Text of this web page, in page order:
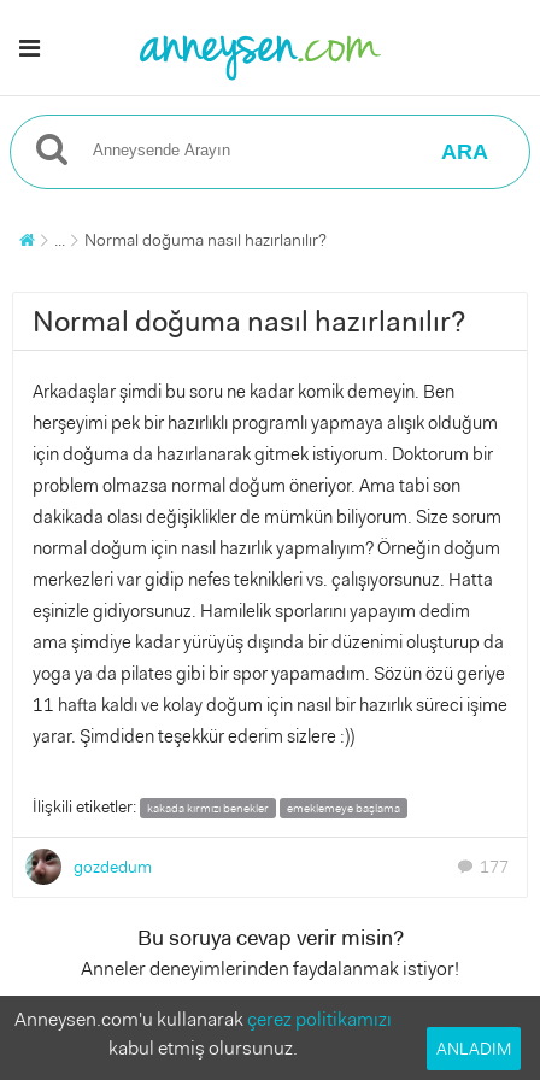
ARA
... Normal doğuma nasıl hazırlanılır?
Normal doğuma nasıl hazırlanılır?
Arkadaşlar şimdi bu soru ne kadar komik demeyin. Ben
herşeyimi pek bir hazırlıklı programlı yapmaya alışık olduğum
için doğuma da hazırlanarak gitmek istiyorum. Doktorum bir
problem olmazsa normal doğum öneriyor. Ama tabi son
dakikada olası değişiklikler de mümkün biliyorum. Size sorum
normal doğum için nasıl hazırlık yapmalıyım? Örneğin doğum
merkezleri var gidip nefes teknikleri vs. çalışıyorsunuz. Hatta
eşinizle gidiyorsunuz. Hamilelik sporlarını yapayım dedim
ama şimdiye kadar yürüyüş dışında bir düzenimi oluşturup da
yoga ya da pilates gibi bir spor yapamadım. Sözün özü geriye
11 hafta kaldı ve kolay doğum için nasıl bir hazırlık süreci işime
yarar. Şimdiden teşekkür ederim sizlere :))
İlişkili etiketler: kakada kırmızı benekler emeklemeye başlama
gozdedum chat 177
Bu soruya cevap verir misin?
Anneler deneyimlerinden faydalanmak istiyor!
24 Cevap
Anneysen.com'u kullanarakçerez politikamızı
kabul etmiş olursunuz.
ANLADIM